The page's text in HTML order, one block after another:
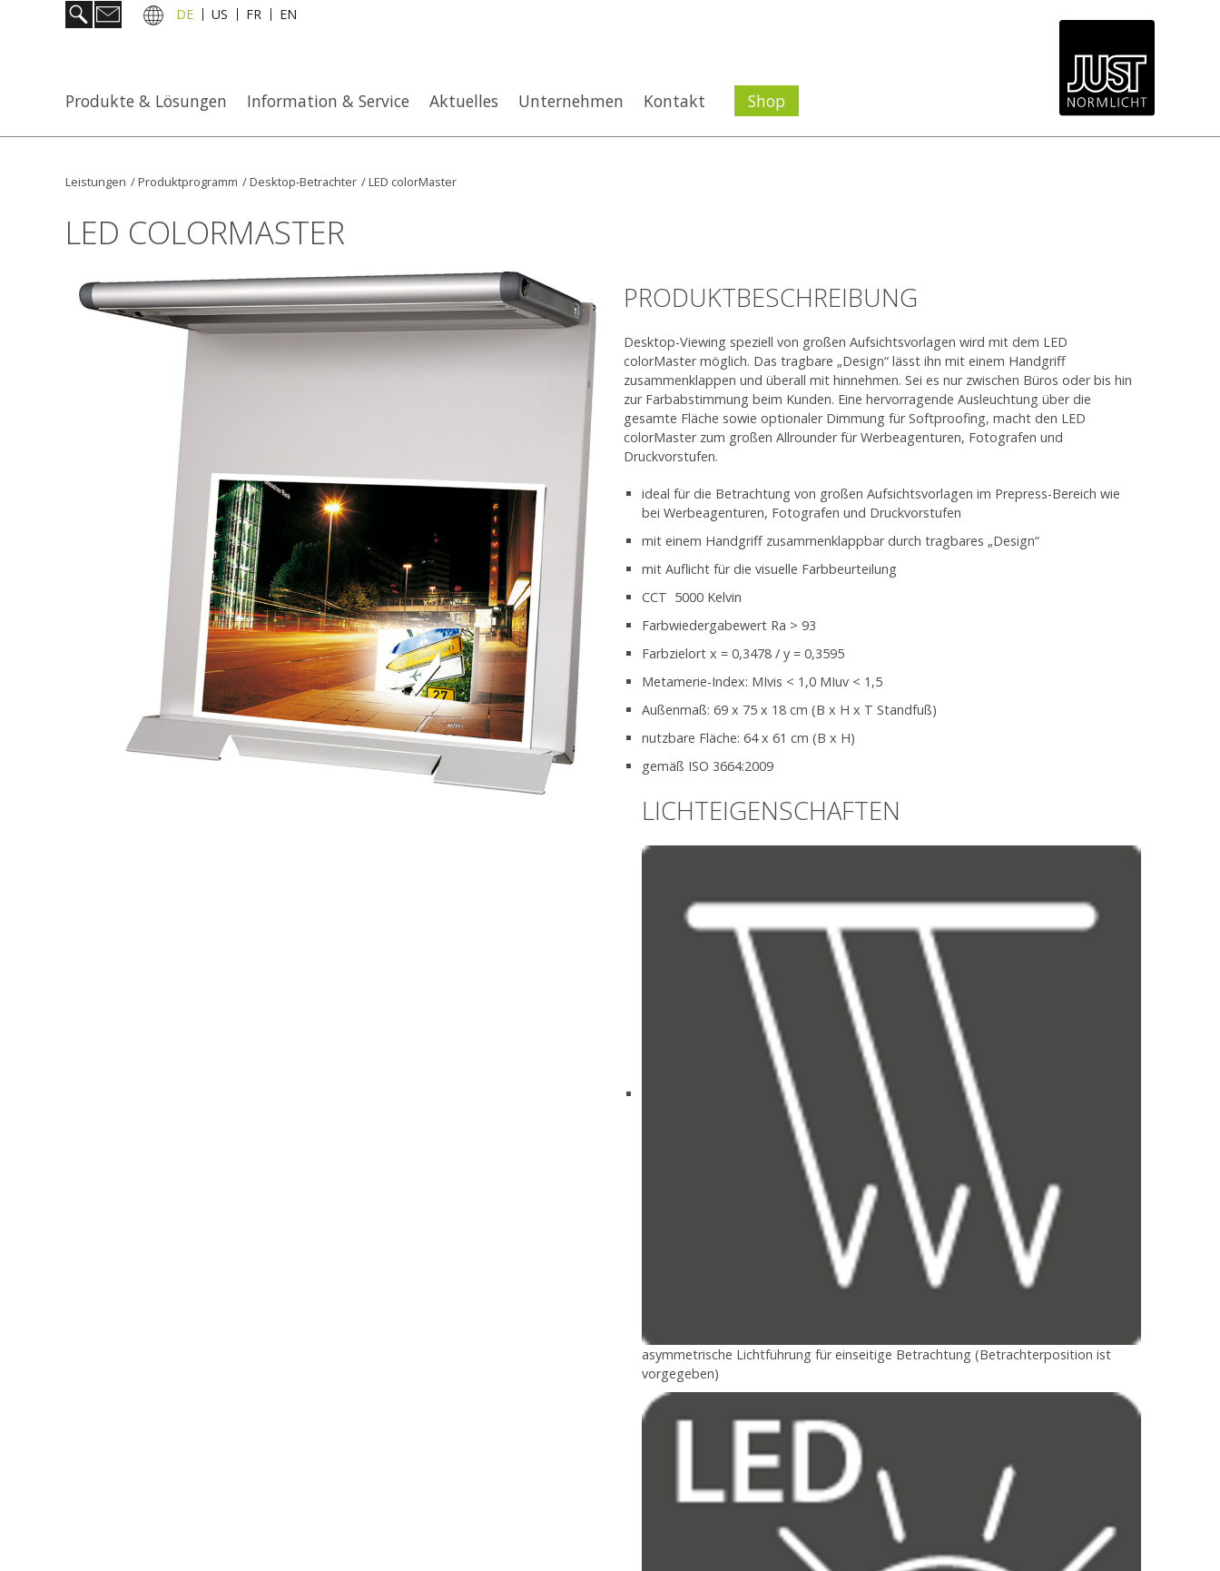
DE US FR EN
Produkte & Lösungen Information & Service Aktuelles Unternehmen Kontakt Shop
Leistungen /Produktprogramm /Desktop-Betrachter /LED colorMaster
LED COLORMASTER
PRODUKTBESCHREIBUNG
Desktop-Viewing speziell von großen Aufsichtsvorlagen wird mit dem LED
colorMaster möglich. Das tragbare „Design“ lässt ihn mit einem Handgriff
zusammenklappen und überall mit hinnehmen. Sei es nur zwischen Büros oder bis hin
zur Farbabstimmung beim Kunden. Eine hervorragende Ausleuchtung über die
gesamte Fläche sowie optionaler Dimmung für Softproofing, macht den LED
colorMaster zum großen Allrounder für Werbeagenturen, Fotografen und
Druckvorstufen.
ideal für die Betrachtung von großen Aufsichtsvorlagen im Prepress-Bereich wie
bei Werbeagenturen, Fotografen und Druckvorstufen
mit einem Handgriff zusammenklappbar durch tragbares „Design“
mit Auflicht für die visuelle Farbbeurteilung
CCT 5000 Kelvin
Farbwiedergabewert Ra > 93
Farbzielort x = 0,3478 / y = 0,3595
Metamerie-Index: MIvis < 1,0 MIuv < 1,5
Außenmaß: 69 x 75 x 18 cm (B x H x T Standfuß)
nutzbare Fläche: 64 x 61 cm (B x H)
gemäß ISO 3664:2009
LICHTEIGENSCHAFTEN
asymmetrische Lichtführung für einseitige Betrachtung (Betrachterposition ist
vorgegeben)